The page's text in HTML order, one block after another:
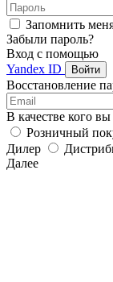
Запомнить
Забыли пароль?
Вход с помощью
Yandex ID
Войти
Восстановление
В качестве кого вы
Розничный
Дилер
Далее